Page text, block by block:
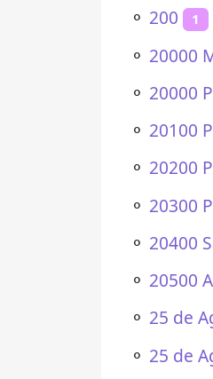
⚬ 200 1
⚬ 20000
⚬ 20000
⚬ 20100
⚬ 20200
⚬ 20300
⚬ 20400
⚬ 20500
⚬ 25 de
⚬ 25 de